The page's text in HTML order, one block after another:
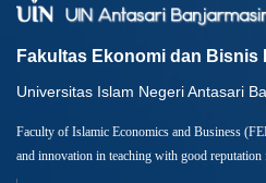
Fakultas Ekonomi dan Bisnis
Universitas Islam Negeri Antasari
Faculty of Islamic Economics and Business
and innovation in teaching with good